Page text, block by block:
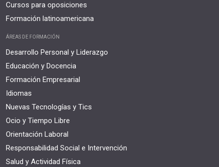
Cursos para oposiciones
Formación latinoamericana
ÁREAS DE FORMACIÓN
Desarrollo Personal y Liderazgo
Educación y Docencia
Formación Empresarial
Idiomas
Nuevas Tecnologías y Tics
Ocio y Tiempo Libre
Orientación Laboral
Responsabilidad Social e Intervención
Salud y Actividad Física